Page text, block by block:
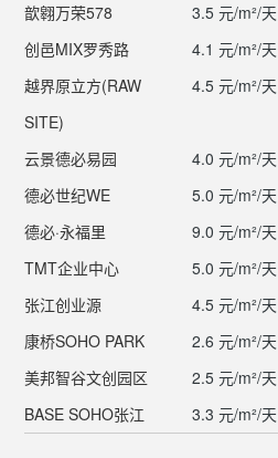
歆翱万荣578
3.5 元/m²/天
创邑MIX罗秀路
4.1 元/m²/天
越界原立方(RAW
SITE)
4.5 元/m²/天
云景德必易园
4.0 元/m²/天
德必世纪WE
5.0 元/m²/天
德必·永福里
9.0 元/m²/天
TMT企业中心
5.0 元/m²/天
张江创业源
4.5 元/m²/天
康桥SOHO PARK
2.6 元/m²/天
美邦智谷文创园区
2.5 元/m²/天
BASE SOHO张江
3.3 元/m²/天